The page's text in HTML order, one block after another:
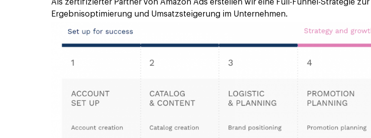
Als zertifizierter Partner von Amazon Ads erstellen wir eine Full-Funnel-Strategie zur
Ergebnisoptimierung und Umsatzsteigerung im Unternehmen.